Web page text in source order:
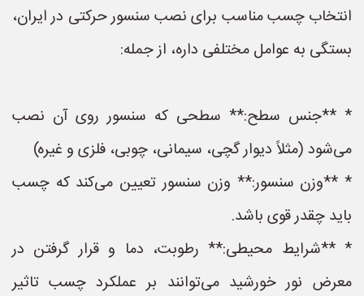
انتخاب چسب مناسب برای نصب سنسور حرکتی در ایران،
بستگی به عوامل مختلفی داره، از جمله:
* **جنس سطح:** سطحی که سنسور روی آن نصب
می‌شود (مثلاً دیوار گچی، سیمانی، چوبی، فلزی و غیره)
* **وزن سنسور:** وزن سنسور تعیین می‌کند که چسب
باید چقدر قوی باشد.
* **شرایط محیطی:** رطوبت، دما و قرار گرفتن در
معرض نور خورشید می‌توانند بر عملکرد چسب تاثیر